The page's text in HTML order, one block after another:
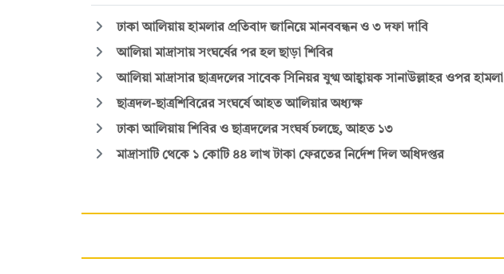
ঢাকা আলিয়ায় হামলার প্রতিবাদ জানিয়ে মানববন্ধন ও ৩ দফা দাবি
আলিয়া মাদ্রাসায় সংঘর্ষের পর হল ছাড়া শিবির
আলিয়া মাদ্রাসার ছাত্রদলের সাবেক সিনিয়র যুগ্ম আহ্বায়ক সানাউল্লাহর ওপর হামলা
ছাত্রদল-ছাত্রশিবিরের সংঘর্ষে আহত আলিয়ার অধ্যক্ষ
ঢাকা আলিয়ায় শিবির ও ছাত্রদলের সংঘর্ষ চলছে, আহত ১৩
মাদ্রাসাটি থেকে ১ কোটি ৪৪ লাখ টাকা ফেরতের নির্দেশ দিল অধিদপ্তর